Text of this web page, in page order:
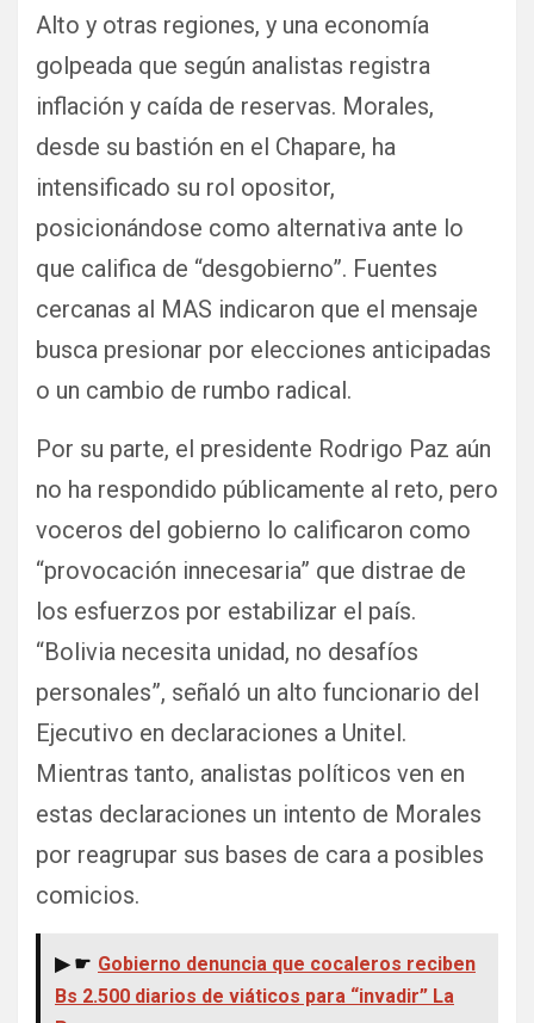
Alto y otras regiones, y una economía
golpeada que según analistas registra
inflación y caída de reservas. Morales,
desde su bastión en el Chapare, ha
intensificado su rol opositor,
posicionándose como alternativa ante lo
que califica de “desgobierno”. Fuentes
cercanas al MAS indicaron que el mensaje
busca presionar por elecciones anticipadas
o un cambio de rumbo radical.
Por su parte, el presidente Rodrigo Paz aún
no ha respondido públicamente al reto, pero
voceros del gobierno lo calificaron como
“provocación innecesaria” que distrae de
los esfuerzos por estabilizar el país.
“Bolivia necesita unidad, no desafíos
personales”, señaló un alto funcionario del
Ejecutivo en declaraciones a Unitel.
Mientras tanto, analistas políticos ven en
estas declaraciones un intento de Morales
por reagrupar sus bases de cara a posibles
comicios.
▶ ☛ Gobierno denuncia que cocaleros reciben
Bs 2.500 diarios de viáticos para “invadir” La